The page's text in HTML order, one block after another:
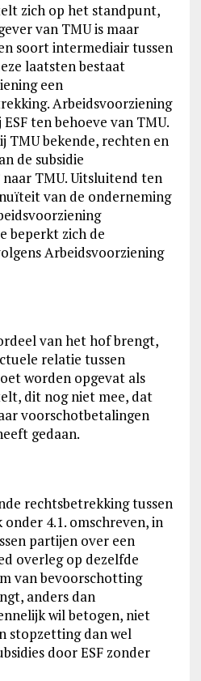
zich op het standpunt,
van TMU is maar
soort intermediair tussen
laatsten bestaat
een
Arbeidsvoorziening
ten behoeve van TMU.
TMU bekende, rechten en
de subsidie
TMU. Uitsluitend ten
van de onderneming
beperkt zich de
Arbeidsvoorziening
van het hof brengt,
relatie tussen
worden opgevat als
dit nog niet mee, dat
voorschotbetalingen
gedaan.
rechtsbetrekking tussen
4.1. omschreven, in
partijen over een
overleg op dezelfde
van bevoorschotting
anders dan
wil betogen, niet
stopzetting dan wel
door ESF zonder